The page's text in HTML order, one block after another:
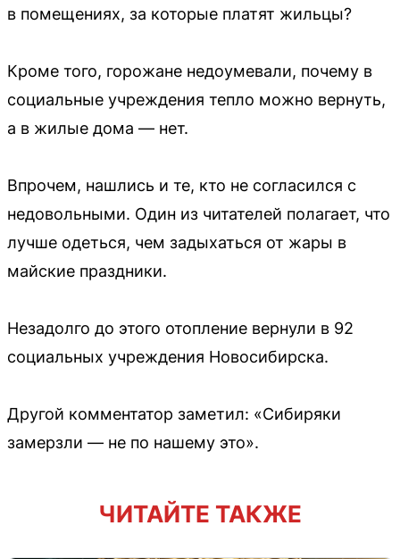
в помещениях, за которые платят жильцы?
Кроме того, горожане недоумевали, почему в
социальные учреждения тепло можно вернуть,
а в жилые дома — нет.
Впрочем, нашлись и те, кто не согласился с
недовольными. Один из читателей полагает, что
лучше одеться, чем задыхаться от жары в
майские праздники.
Незадолго до этого отопление вернули в 92
социальных учреждения Новосибирска.
Другой комментатор заметил: «Сибиряки
замерзли — не по нашему это».
ЧИТАЙТЕ ТАКЖЕ